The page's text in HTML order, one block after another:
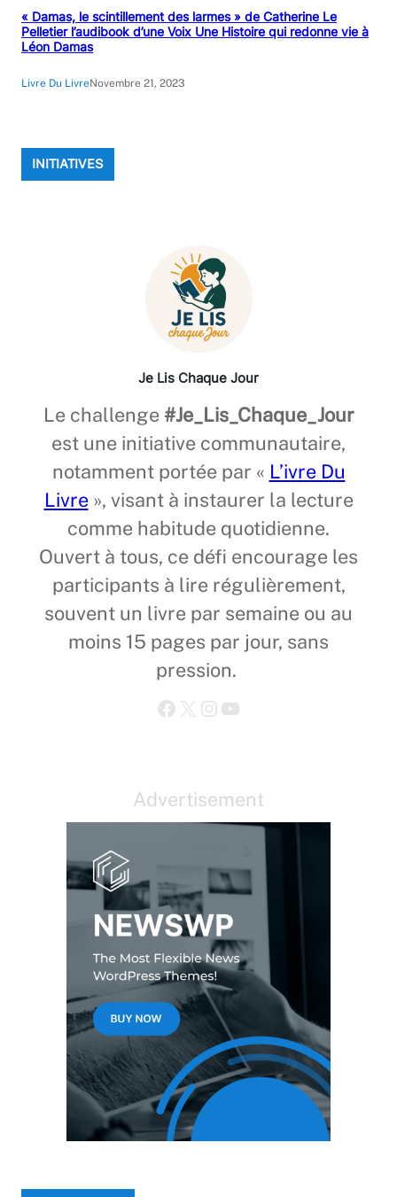
« Damas, le scintillement des larmes » de Catherine Le
Pelletier l’audibook d’une Voix Une Histoire qui redonne vie à
Léon Damas
Livre Du LivreNovembre 21, 2023
INITIATIVES
Je Lis Chaque Jour
Le challenge#Je_Lis_Chaque_Jour
est une initiative communautaire,
notamment portée par « L’ivre Du
Livre», visant à instaurer la lecture
comme habitude quotidienne.
Ouvert à tous, ce défi encourage les
participants à lire régulièrement,
souvent un livre par semaine ou au
moins 15 pages par jour, sans
pression.
Facebook X Instagram YouTube
Advertisement